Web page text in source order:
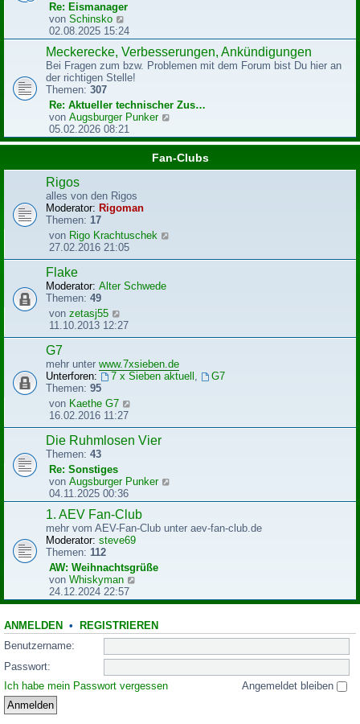
i
t
r
a
Re: Eismanager
von Schinsko
e
u
e
s
t
r
B
e
i
02.08.2025 15:24
Meckerecke, Verbesserungen, Ankündigungen
Bei Fragen zum bzw. Problemen mit dem Forum bist Du hier an
der richtigen Stelle!
Themen: 307
Re: Aktueller technischer Zus…
von Augsburger Punker
u
s
r
05.02.2026 08:21
Fan-Clubs
Rigos
alles von den Rigos
Moderator: Rigoman
Themen: 17
von Rigo Krachtuschek
u
t
r
27.02.2016 21:05
Flake
Moderator: Alter Schwede
Themen: 49
von zetasj55
e
u
s
t
B
e
t
g
11.10.2013 12:27
G7
mehr unter www.7xsieben.de
Unterforen:
7 x Sieben aktuell ,
G7
Themen: 95
von Kaethe G7
u
e
e
r
B
e
i
t
r
g
16.02.2016 11:27
Die Ruhmlosen Vier
Themen: 43
Re: Sonstiges
von Augsburger Punker
u
s
i
a
04.11.2025 00:36
1. AEV Fan-Club
mehr vom AEV-Fan-Club unter aev-fan-club.de
Moderator: steve69
Themen: 112
AW: Weihnachtsgrüße
von Whiskyman
u
s
t
e
r
B
e
24.12.2024 22:57
ANMELDEN • REGISTRIEREN
Benutzername:
Passwort:
Ich habe mein Passwort vergessen
Angemeldet bleiben